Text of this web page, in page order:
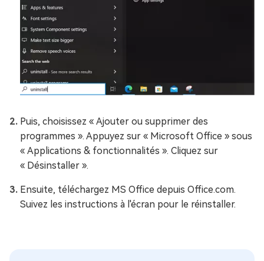
Puis, choisissez « Ajouter ou supprimer des
programmes ». Appuyez sur « Microsoft Office » sous
« Applications & fonctionnalités ». Cliquez sur
« Désinstaller ».
Ensuite, téléchargez MS Office depuis Office.com.
Suivez les instructions à l'écran pour le réinstaller.